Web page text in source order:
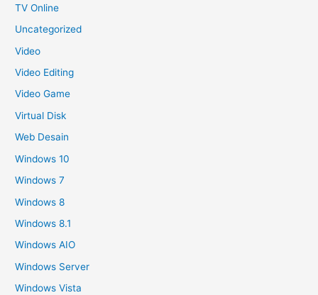
TV Online
Uncategorized
Video
Video Editing
Video Game
Virtual Disk
Web Desain
Windows 10
Windows 7
Windows 8
Windows 8.1
Windows AIO
Windows Server
Windows Vista